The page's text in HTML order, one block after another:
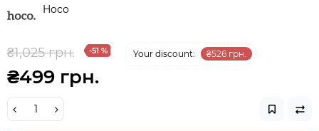
Hoco
₴1,025 грн. -51 % Your discount: ₴526 грн.
₴499 грн.